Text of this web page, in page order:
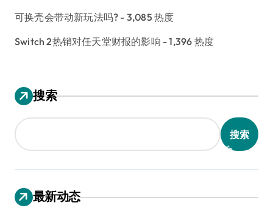
可换壳会带动新玩法吗? - 3,085 热度
Switch 2热销对任天堂财报的影响 - 1,396 热度
搜索
搜索
最新动态